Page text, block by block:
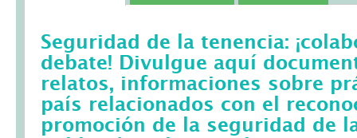
Seguridad de la tenencia:
debate! Divulgue aquí
relatos, informaciones sobre
país relacionados con el
promoción de la seguridad de